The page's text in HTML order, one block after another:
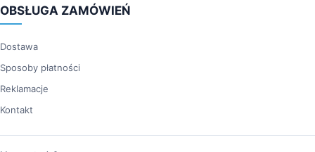
OBSŁUGA ZAMÓWIEŃ
Dostawa
Sposoby płatności
Reklamacje
Kontakt